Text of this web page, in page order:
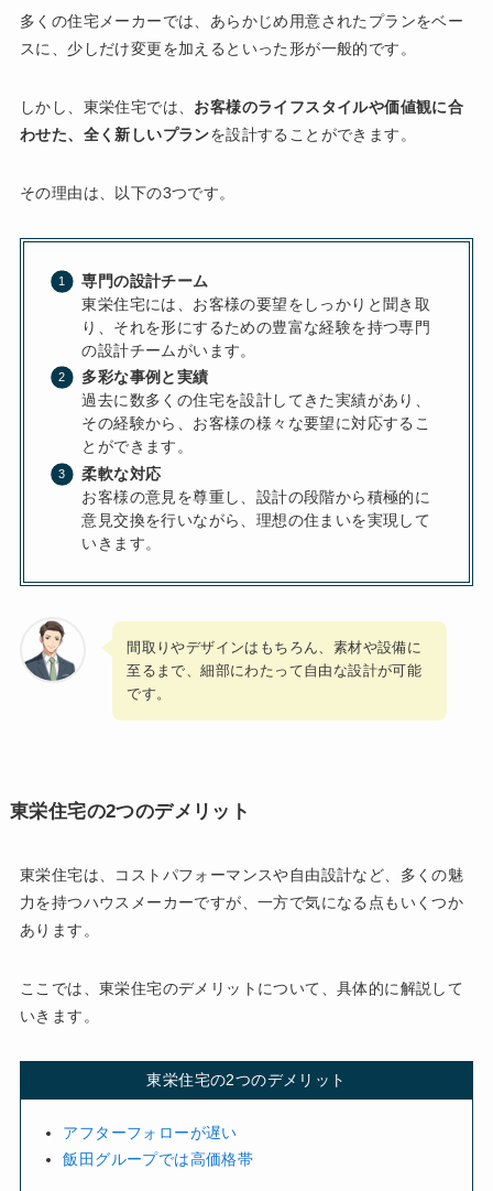
多くの住宅メーカーでは、あらかじめ用意されたプランをベー
スに、少しだけ変更を加えるといった形が一般的です。
しかし、東栄住宅では、 お客様のライフスタイルや価値観に合
わせた、全く新しいプランを設計することができます。
その理由は、以下の3つです。
専門の設計チーム
東栄住宅には、お客様の要望をしっかりと聞き取
り、それを形にするための豊富な経験を持つ専門
の設計チームがいます。
多彩な事例と実績
過去に数多くの住宅を設計してきた実績があり、
その経験から、お客様の様々な要望に対応するこ
とができます。
柔軟な対応
お客様の意見を尊重し、設計の段階から積極的に
意見交換を行いながら、理想の住まいを実現して
いきます。
間取りやデザインはもちろん、素材や設備に
至るまで、細部にわたって自由な設計が可能
です。
東栄住宅の2つのデメリット
東栄住宅は、コストパフォーマンスや自由設計など、多くの魅
力を持つハウスメーカーですが、一方で気になる点もいくつか
あります。
ここでは、東栄住宅のデメリットについて、具体的に解説して
いきます。
東栄住宅の2つのデメリット
アフターフォローが遅い
飯田グループでは高価格帯